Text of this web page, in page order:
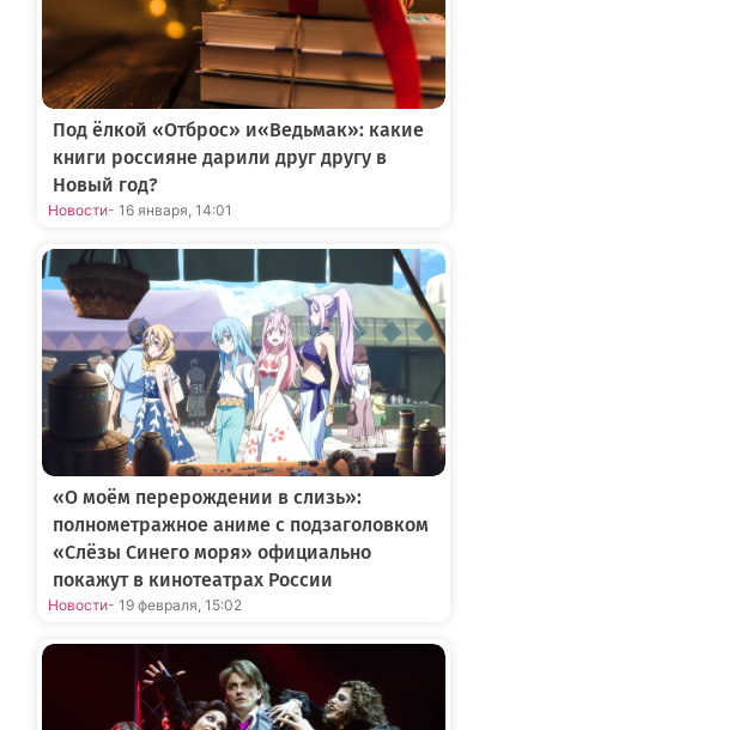
Под ёлкой «Отброс» и«Ведьмак»: какие
книги россияне дарили друг другу в
Новый год?
Новости- 16 января, 14:01
«О моём перерождении в слизь»:
полнометражное аниме с подзаголовком
«Слёзы Синего моря» официально
покажут в кинотеатрах России
Новости- 19 февраля, 15:02